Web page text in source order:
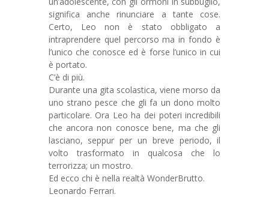
significa anche rinunciare a tante cose.
Certo, Leo non è stato obbligato a
intraprendere quel percorso ma in fondo è
l’unico che conosce ed è forse l’unico in cui
è portato.
C’è di più.
Durante una gita scolastica, viene morso da
uno strano pesce che gli fa un dono molto
particolare. Ora Leo ha dei poteri incredibili
che ancora non conosce bene, ma che gli
lasciano, seppur per un breve periodo, il
volto trasformato in qualcosa che lo
terrorizza; un mostro.
Ed ecco chi è nella realtà WonderBrutto.
Leonardo Ferrari.